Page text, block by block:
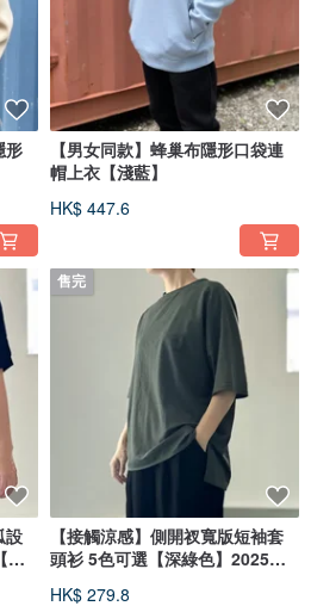
形
【男女同款】蜂巢布隱形口袋連
帽上衣【淺藍】
HK$ 447.6
設
海
售完
【接觸涼感】側開衩寬版短袖套
頭衫 5色可選【深綠色】2025年
HK$ 279.8